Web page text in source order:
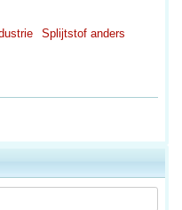
Splijtstof anders